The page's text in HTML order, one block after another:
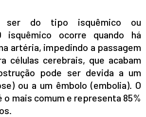
ser do tipo isquêmico ou
isquêmico ocorre quando há
artéria, impedindo a passagem
células cerebrais, que acabam
pode ser devida a um
ou a um êmbolo (embolia). O
o mais comum e representa 85%